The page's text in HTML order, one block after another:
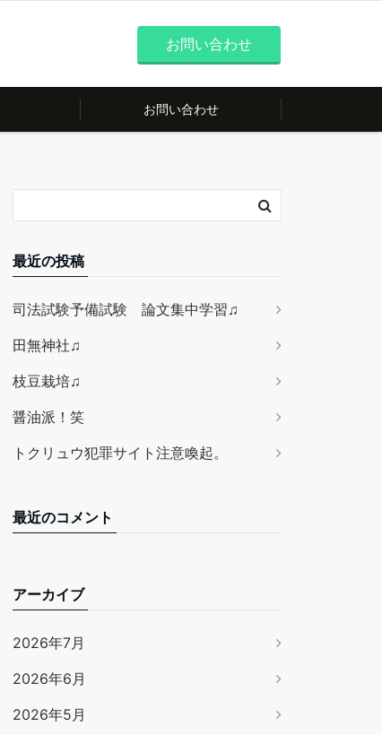
お問い合わせ
お問い合わせ
最近の投稿
司法試験予備試験 論文集中学習♫
田無神社♫
枝豆栽培♫
醤油派！笑
トクリュウ犯罪サイト注意喚起。
最近のコメント
アーカイブ
2026年7月
2026年6月
2026年5月